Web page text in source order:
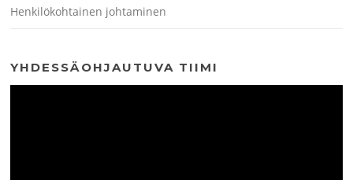
Henkilökohtainen johtaminen
YHDESSÄOHJAUTUVA TIIMI